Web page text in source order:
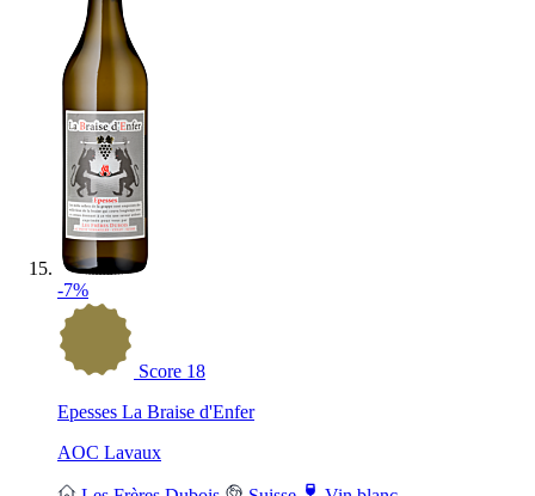
-7%
Score 18
Epesses La Braise d'Enfer
AOC Lavaux